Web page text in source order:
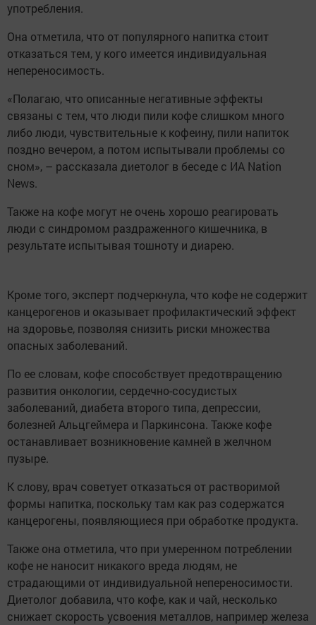
употребления.
Она отметила, что от популярного напитка стоит
отказаться тем, у кого имеется индивидуальная
непереносимость.
«Полагаю, что описанные негативные эффекты
связаны с тем, что люди пили кофе слишком много
либо люди, чувствительные к кофеину, пили напиток
поздно вечером, а потом испытывали проблемы со
сном», – рассказала диетолог в беседе с ИА Nation
News.
Также на кофе могут не очень хорошо реагировать
люди с синдромом раздраженного кишечника, в
результате испытывая тошноту и диарею.
Кроме того, эксперт подчеркнула, что кофе не содержит
канцерогенов и оказывает профилактический эффект
на здоровье, позволяя снизить риски множества
опасных заболеваний.
По ее словам, кофе способствует предотвращению
развития онкологии, сердечно-сосудистых
заболеваний, диабета второго типа, депрессии,
болезней Альцгеймера и Паркинсона. Также кофе
останавливает возникновение камней в желчном
пузыре.
К слову, врач советует отказаться от растворимой
формы напитка, поскольку там как раз содержатся
канцерогены, появляющиеся при обработке продукта.
Также она отметила, что при умеренном потреблении
кофе не наносит никакого вреда людям, не
страдающими от индивидуальной непереносимости.
Диетолог добавила, что кофе, как и чай, несколько
снижает скорость усвоения металлов, например железа